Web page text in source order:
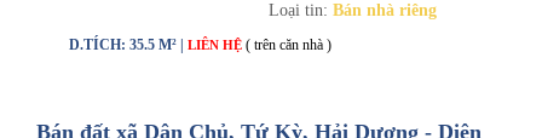
Loại tin: Bán nhà riêng
D.TÍCH: 35.5 M² | LIÊN HỆ ( trên căn nhà )
Bán đất xã Dân Chủ, Tứ Kỳ, Hải Dương - Diện